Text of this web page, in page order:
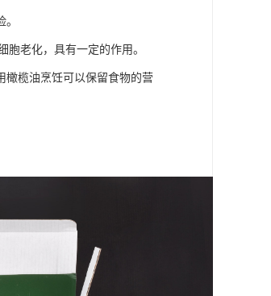
老化，具有一定的作用。
橄榄油烹饪可以保留食物的营